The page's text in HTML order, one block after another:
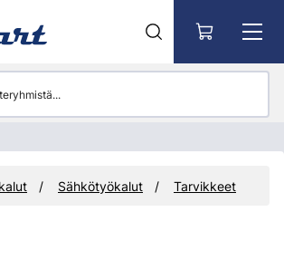
Sähkötyökalut Tarvikkeet